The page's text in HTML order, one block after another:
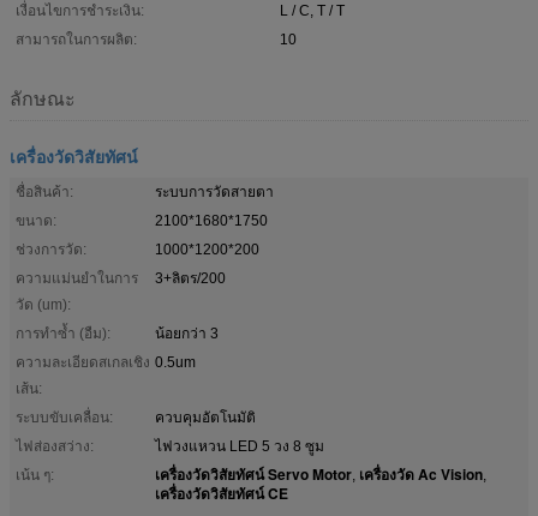
เงื่อนไขการชำระเงิน:
L / C, T / T
สามารถในการผลิต:
10
ลักษณะ
เครื่องวัดวิสัยทัศน์
ชื่อสินค้า:
ระบบการวัดสายตา
ขนาด:
2100*1680*1750
ช่วงการวัด:
1000*1200*200
ความแม่นยำในการ
วัด (um):
3+ลิตร/200
การทำซ้ำ (อืม):
น้อยกว่า 3
ความละเอียดสเกลเชิง
เส้น:
0.5um
ระบบขับเคลื่อน:
ควบคุมอัตโนมัติ
ไฟส่องสว่าง:
ไฟวงแหวน LED 5 วง 8 ซูม
เน้น ๆ:
เครื่องวัดวิสัยทัศน์ Servo Motor, เครื่องวัด Ac Vision,
เครื่องวัดวิสัยทัศน์ CE